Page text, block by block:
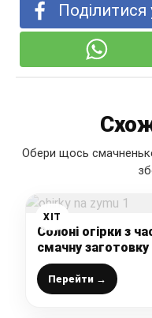
Обери щось
ХІТ
Солоні огірки з
смачну
солодким смаком
Перейти →